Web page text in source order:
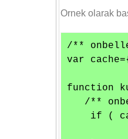
Ornek olarak
/**
var
function
/**
if (